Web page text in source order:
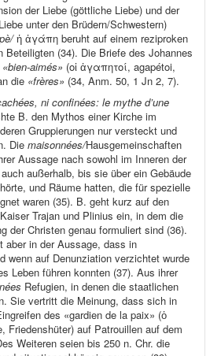
der Liebe (göttliche Liebe) und der
unter den Brüdern/Schwestern)
ἡ ἀγάπη beruht auf einem reziproken
Beteiligten (34). Die Briefe des Johannes
«bien-aimés» (οἱ ἀγαπητοί, agapétoi,
die «frères» (34, Anm. 50, 1 Jn 2, 7).
ni confinées: le mythe d’une
B. den Mythos einer Kirche im
Gruppierungen nur versteckt und
Die maisonnées/Hausgemeinschaften
Aussage nach sowohl im Inneren der
außerhalb, bis sie über ein Gebäude
und Räume hatten, die für spezielle
waren (35). B. geht kurz auf den
Trajan und Plinius ein, in dem die
der Christen genau formuliert sind (36).
aber in der Aussage, dass in
wenn auf Denunziation verzichtet wurde
Leben führen konnten (37). Aus ihrer
Refugien, in denen die staatlichen
Sie vertritt die Meinung, dass sich in
des «gardien de la paix» (ὁ
Friedenshüter) auf Patrouillen auf dem
Weiteren seien bis 250 n. Chr. die